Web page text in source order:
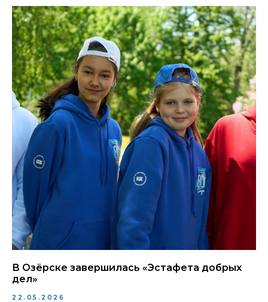
В Озёрске завершилась «Эстафета добрых
дел»
22.05.2026